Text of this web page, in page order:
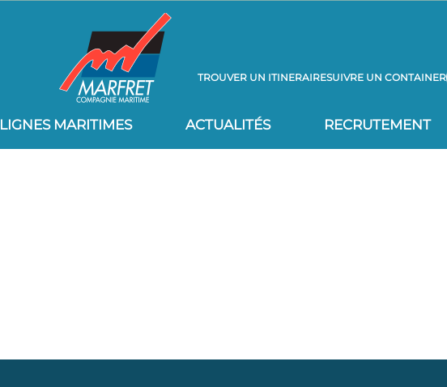
TROUVER UN ITINERAIRESUIVRE UN CONTAINER
LIGNES MARITIMES ACTUALITÉS RECRUTEMENT